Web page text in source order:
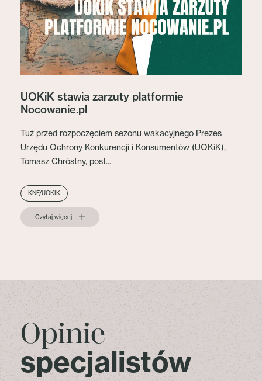
UOKiK stawia zarzuty platformie
Nocowanie.pl
Tuż przed rozpoczęciem sezonu wakacyjnego Prezes
Urzędu Ochrony Konkurencji i Konsumentów (UOKiK),
Tomasz Chróstny, post...
KNF/UOKIK
Czytaj więcej
Opinie
specjalistów